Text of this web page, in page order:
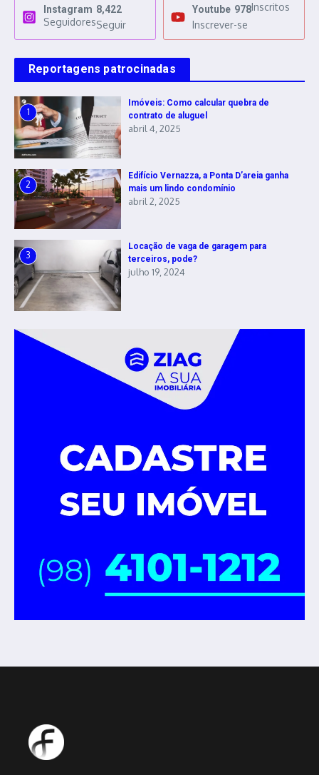
Instagram 8,422
SeguidoresSeguir
Youtube 978Inscritos
Inscrever-se
Reportagens patrocinadas
1
Imóveis: Como calcular quebra de
contrato de aluguel
abril 4, 2025
2
Edifício Vernazza, a Ponta D’areia ganha
mais um lindo condomínio
abril 2, 2025
3
Locação de vaga de garagem para
terceiros, pode?
julho 19, 2024